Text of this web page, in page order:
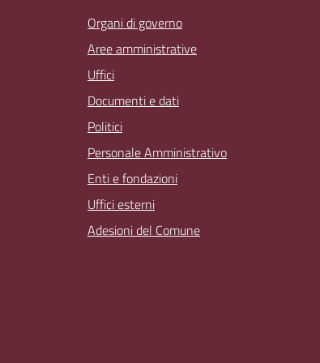
Organi di governo
Aree amministrative
Uffici
Documenti e dati
Politici
Personale Amministrativo
Enti e fondazioni
Uffici esterni
Adesioni del Comune